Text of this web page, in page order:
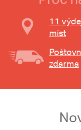
11
míst
zdarma